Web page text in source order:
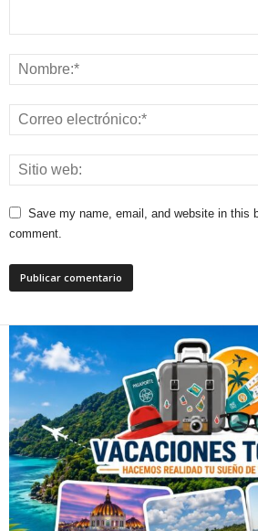
Save my name, email, and website in this
comment.